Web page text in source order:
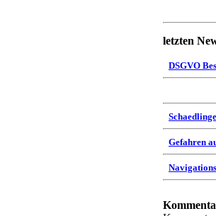
letzten
DSGVO
Gefahren